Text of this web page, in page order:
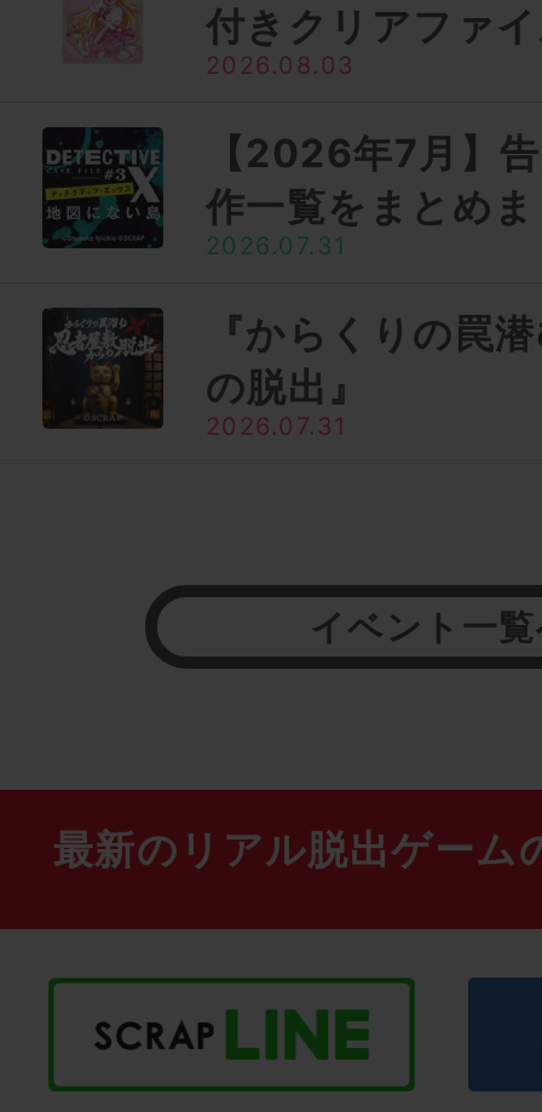
付きクリアファ
2026.08.03
【2026年7月】
作一覧をまとめ
2026.07.31
『からくりの罠
の脱出』
2026.07.31
イベント一
最新のリアル脱出ゲーム